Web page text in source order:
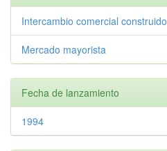
Intercambio comercial construido
Mercado mayorista
Fecha de lanzamiento
1994